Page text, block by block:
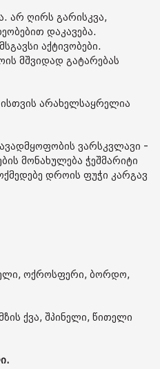
არ ღირს გარისკვა,
დაკავება.
აქტივობები.
მშვიდად გატარებას
არახელსაყრელია
ვარსკვლავი -
მონახულება ჭეშმარიტი
დროის ფუჭი კარგავ
ოქროსფერი, ბორდო,
ქვა, შპინელი, წითელი